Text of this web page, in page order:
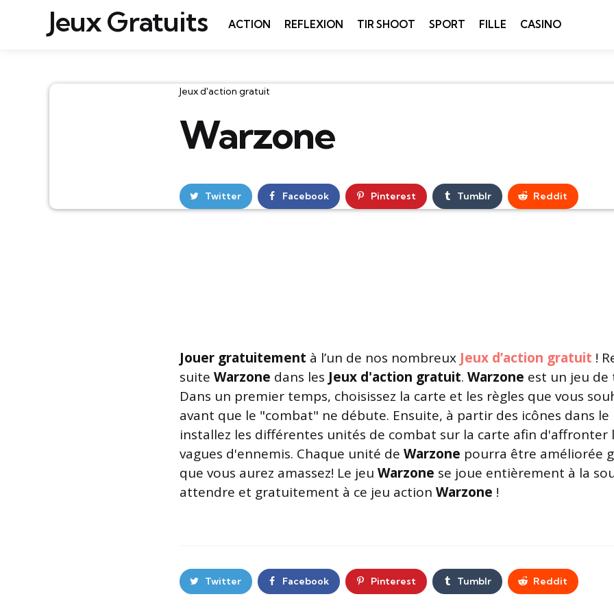
Jeux Gratuits ACTION REFLEXION TIR SHOOT SPORT FILLE CASINO
Catégories
Jeux d'action gratuit
Warzone
Twitter Facebook Pinterest Tumblr Reddit
Jouer gratuitement à l’un de nos nombreux Jeux d’action gratuit !
suite Warzone dans les Jeux d'action gratuit. Warzone est un jeu de
Dans un premier temps, choisissez la carte et les règles que vous
avant que le "combat" ne débute. Ensuite, à partir des icônes dans le
installez les différentes unités de combat sur la carte afin d'affronter
vagues d'ennemis. Chaque unité de Warzone pourra être améliorée
que vous aurez amassez! Le jeu Warzone se joue entièrement à la
attendre et gratuitement à ce jeu action Warzone !
Twitter Facebook Pinterest Tumblr Reddit